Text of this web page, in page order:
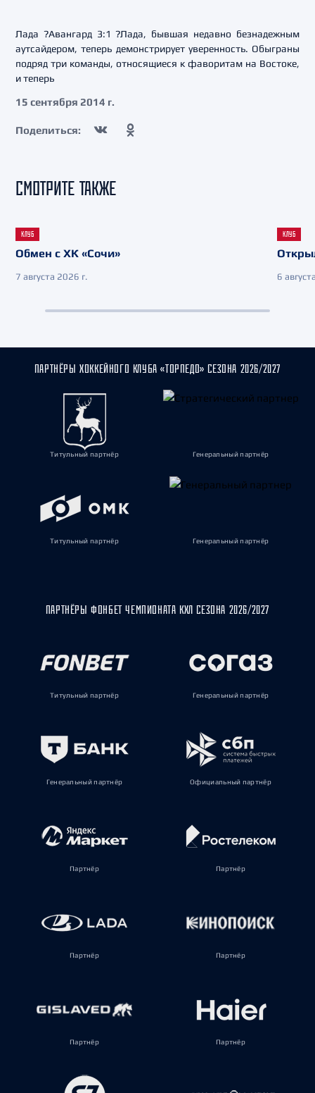
Лада ?Авангард 3:1 ?Лада, бывшая недавно безнадежным
аутсайдером, теперь демонстрирует уверенность. Обыграны
подряд три команды, относящиеся к фаворитам на Востоке,
и теперь
15 сентября 2014 г.
Поделиться:
СМОТРИТЕ ТАКЖЕ
КЛУБ
Обмен с ХК «Сочи»
7 августа 2026 г.
КЛУБ
6
ПАРТНЁРЫ ХОККЕЙНОГО КЛУБА «ТОРПЕДО» СЕЗОНА 2026/2027
Титульный партнёр Генеральный партнёр
Титульный партнёр Генеральный партнёр
ПАРТНЁРЫ ФОНБЕТ ЧЕМПИОНАТА КХЛ СЕЗОНА 2026/2027
Титульный партнёр Генеральный партнёр
Генеральный партнёр Официальный партнёр
Партнёр Партнёр
Партнёр Партнёр
Партнёр Партнёр